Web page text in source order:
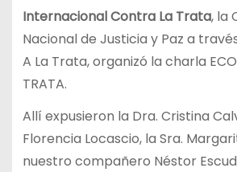
Internacional Contra La Trata, la
Nacional de Justicia y Paz a
A La Trata, organizó la charla
TRATA.
Allí expusieron la Dra. Cristina
Florencia Locascio, la Sra.
nuestro compañero Néstor